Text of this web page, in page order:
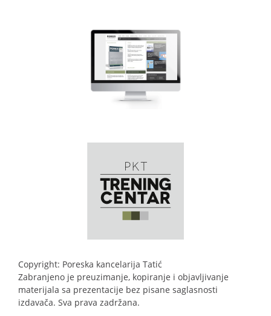
Copyright: Poreska kancelarija Tatić
Zabranjeno je preuzimanje, kopiranje i objavljivanje
materijala sa prezentacije bez pisane saglasnosti
izdavača. Sva prava zadržana.